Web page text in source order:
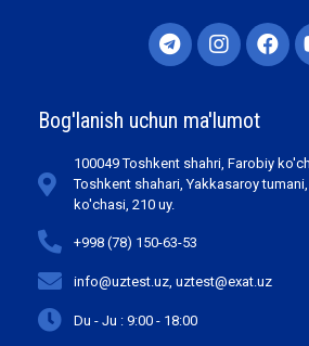
Bog'lanish uchun ma'lumot
100049 Toshkent shahri, Farobiy
Toshkent shahari, Yakkasaroy
ko'chasi, 210 uy.
+998 (78) 150-63-53
info@uztest.uz, uztest@exat.uz
Du - Ju : 9:00 - 18:00